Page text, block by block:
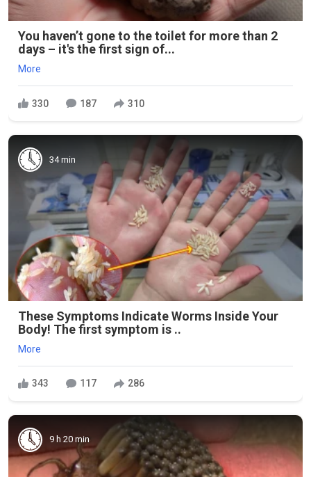
You haven’t gone to the toilet for more than 2
days – it's the first sign of...
More
330 187 310
34 min
These Symptoms Indicate Worms Inside Your
Body! The first symptom is ..
More
343 117 286
9 h 20 min